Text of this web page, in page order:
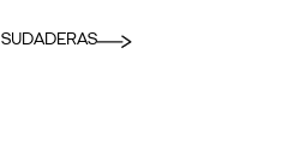
SUDADERAS